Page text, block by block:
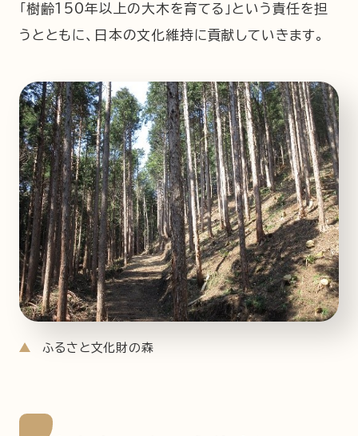
「樹齢150年以上の大木を育てる」という責任を担
うとともに、日本の文化維持に貢献していきます。
ふるさと文化財の森